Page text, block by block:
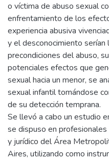
o víctima de abuso sexual
enfrentamiento de los
experiencia abusiva
y el desconocimiento serían
precondiciones del abuso,
potenciales efectos que
sexual hacia un menor, se
sexual infantil tomándose
de su detección temprana.
Se llevó a cabo un estudio
se dispuso en
y jurídico del Área
Aires, utilizando como